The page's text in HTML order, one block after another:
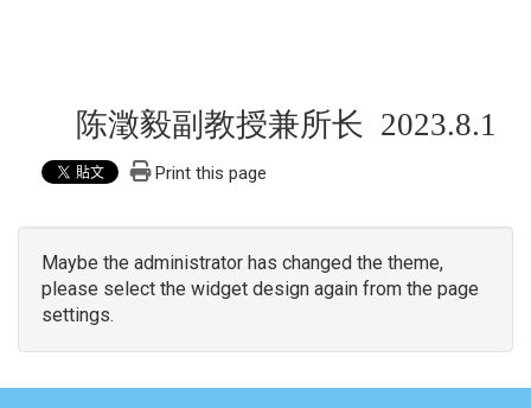
陈澂毅副教授兼所长 2023.8.1
Print this page
Maybe the administrator has changed the theme,
please select the widget design again from the page
settings.